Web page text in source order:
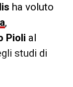
ha voluto
,
Pioli al
studi di